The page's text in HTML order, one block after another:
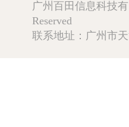
广州百田信息科技
Reserved
联系地址：广州市